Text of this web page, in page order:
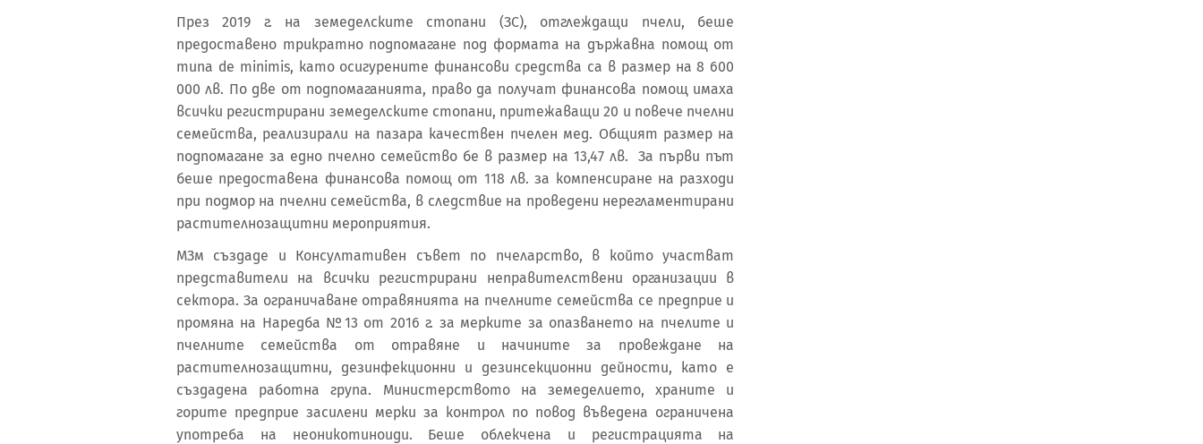
През 2019 г. на земеделските стопани (ЗС), отглеждащи пчели, беше
предоставено трикратно подпомагане под формата на държавна помощ от
типа de minimis, като осигурените финансови средства са в размер на 8 600
000 лв. По две от подпомаганията, право да получат финансова помощ имаха
всички регистрирани земеделските стопани, притежаващи 20 и повече пчелни
семейства, реализирали на пазара качествен пчелен мед. Общият размер на
подпомагане за едно пчелно семейство бе в размер на 13,47 лв. За първи път
беше предоставена финансова помощ от 118 лв. за компенсиране на разходи
при подмор на пчелни семейства, в следствие на проведени нерегламентирани
растителнозащитни мероприятия.
МЗм създаде и Консултативен съвет по пчеларство, в който участват
представители на всички регистрирани неправителствени организации в
сектора. За ограничаване отравянията на пчелните семейства се предприе и
промяна на Наредба №13 от 2016 г. за мерките за опазването на пчелите и
пчелните семейства от отравяне и начините за провеждане на
растителнозащитни, дезинфекционни и дезинсекционни дейности, като е
създадена работна група. Министерството на земеделието, храните и
горите предприе засилени мерки за контрол по повод въведена ограничена
употреба на неоникотиноиди. Беше облекчена и регистрацията на